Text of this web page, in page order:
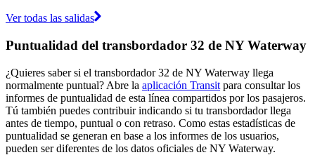
Ver todas las salidas
Puntualidad del transbordador 32 de NY Waterway
¿Quieres saber si el transbordador 32 de NY Waterway llega
normalmente puntual? Abre la aplicación Transit para consultar los
informes de puntualidad de esta línea compartidos por los pasajeros.
Tú también puedes contribuir indicando si tu transbordador llega
antes de tiempo, puntual o con retraso. Como estas estadísticas de
puntualidad se generan en base a los informes de los usuarios,
pueden ser diferentes de los datos oficiales de NY Waterway.